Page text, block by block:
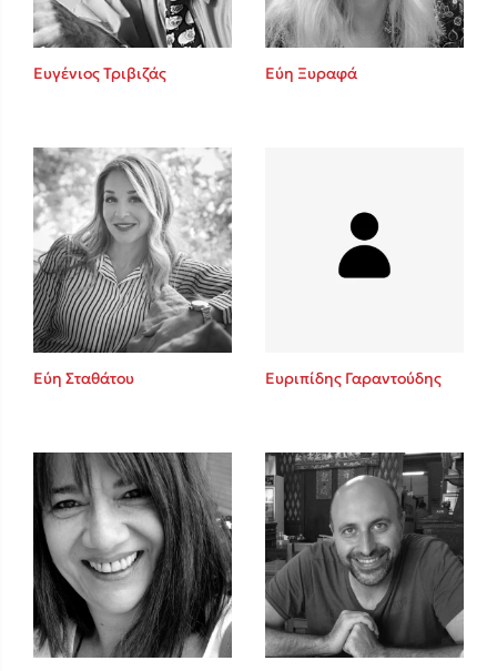
Ευγένιος Τριβιζάς Εύη Ξυραφά
Εύη Σταθάτου Ευριπίδης Γαραντούδης